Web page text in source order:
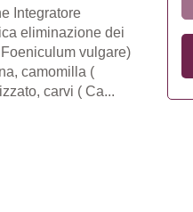
Integratore
eliminazione dei
vulgare)
camomilla (
carvi ( Ca...